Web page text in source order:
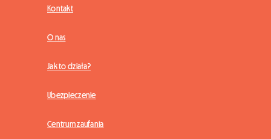
Kontakt
O nas
Jak to działa?
Ubezpieczenie
Centrum zaufania